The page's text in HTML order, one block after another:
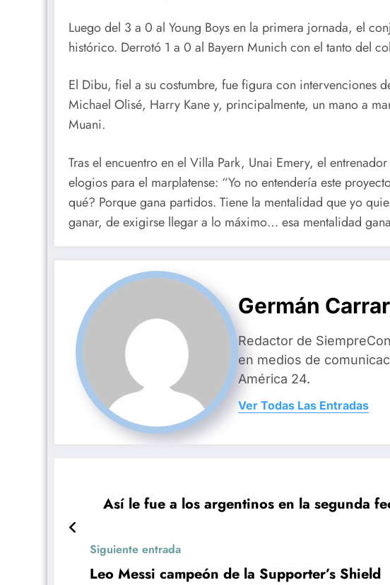
Luego del 3 a 0 al Young Boys en la primera jornada, el
histórico. Derrotó 1 a 0 al Bayern Munich con el tanto del
El Dibu, fiel a su costumbre, fue figura con intervenciones
Michael Olisé, Harry Kane y, principalmente, un mano a
Muani.
Tras el encuentro en el Villa Park, Unai Emery, el
elogios para el marplatense: “Yo no entendería este
qué? Porque gana partidos. Tiene la mentalidad que yo
ganar, de exigirse llegar a lo máximo… esa mentalidad
Germán
Redactor de
en medios de
América 24.
Ver Todas Las Entradas
Así le fue a los argentinos en la segunda
Siguiente entrada
Leo Messi campeón de la Supporter’s Shield